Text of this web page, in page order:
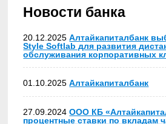
Новости банка
20.12.2025Алтайкапиталбанк
Style Softlab для развития
обслуживания корпоративных
01.10.2025Алтайкапиталбанк
27.09.2024ООО КБ
процентные ставки по вкладам